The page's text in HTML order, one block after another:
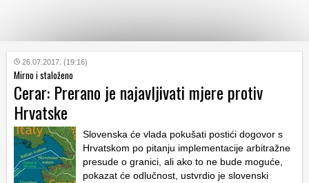
KATEGORIJE
HRVATSKI
WEB
26.07.2017. (19:16)
Mirno i staloženo
Cerar: Prerano je najavljivati mjere protiv
Hrvatske
Slovenska će vlada pokušati postići dogovor s
Hrvatskom po pitanju implementacije arbitražne
presude o granici, ali ako to ne bude moguće,
pokazat će odlučnost, ustvrdio je slovenski